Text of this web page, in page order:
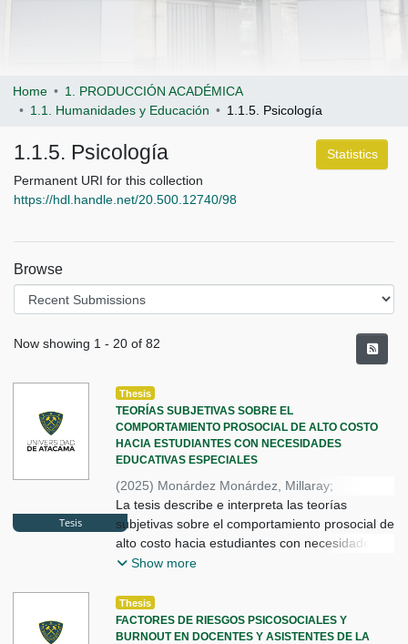
Home
1. PRODUCCIÓN ACADÉMICA
1.1. Humanidades y Educación
1.1.5. Psicología
1.1.5. Psicología
Permanent URI for this collection
https://hdl.handle.net/20.500.12740/98
Statistics
Browse
Recent Submissions
Now showing 1 - 20 of 82
Tesis
Thesis
TEORÍAS SUBJETIVAS SOBRE EL
COMPORTAMIENTO PROSOCIAL DE ALTO COSTO
HACIA ESTUDIANTES CON NECESIDADES
EDUCATIVAS ESPECIALES
(2025) Monárdez Monárdez, Millaray;
Espinosa Caicedo, José;
Cuadra Martínez, David
La tesis describe e interpreta las teorías
subjetivas sobre el comportamiento prosocial de
alto costo hacia estudiantes con necesidades
educativas especiales en un grupo de
Atacama. Mediante metodología cual
Show more
Thesis
FACTORES DE RIESGOS PSICOSOCIALES Y
BURNOUT EN DOCENTES Y ASISTENTES DE LA